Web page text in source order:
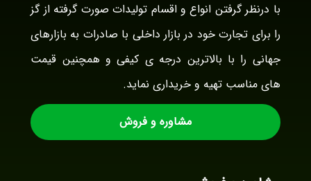
با درنظر گرفتن انواع و اقسام تولیدات صورت گرفته از گز
را برای تجارت خود در بازار داخلی با صادرات به بازارهای
جهانی را با بالاترین درجه ی کیفی و همچنین قیمت
های مناسب تهیه و خریداری نماید.
مشاوره و فروش